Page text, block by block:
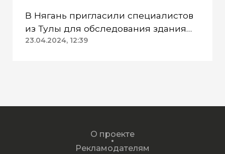
В Нягань пригласили специалистов
из Тулы для обследования здания
ДК «Геолог»
23.04.2024, 12:39
О проекте
Рекламодателям